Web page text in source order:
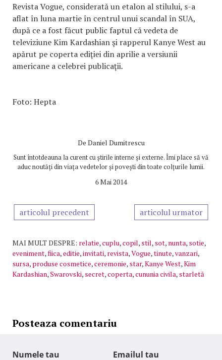
Revista Vogue, considerată un etalon al stilului, s-a
aflat în luna martie în centrul unui scandal în SUA,
după ce a fost făcut public faptul că vedeta de
televiziune Kim Kardashian şi rapperul Kanye West au
apărut pe coperta ediţiei din aprilie a versiunii
americane a celebrei publicaţii.
Foto: Hepta
De Daniel Dumitrescu
Sunt întotdeauna la curent cu știrile interne și externe. Îmi place să vă
aduc noutăți din viața vedetelor și povești din toate colțurile lumii.
6 Mai 2014
articolul precedent articolul urmator
MAI MULT DESPRE: relatie,cuplu,copil, stil, sot, nunta, sotie,
eveniment,fiica,editie,invitati, revista,Vogue,tinute,vanzari,
sursa, produse cosmetice,ceremonie, star,Kanye West,Kim
Kardashian,Swarovski, secret,coperta,cununia civila, starletă
Posteaza comentariu
Numele tau Emailul tau